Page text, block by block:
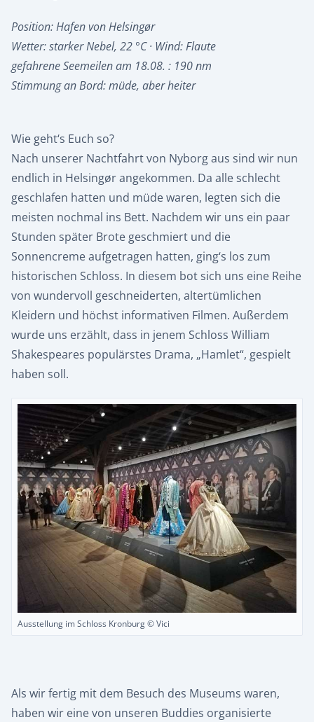
Position: Hafen von Helsingør
Wetter: starker Nebel, 22 °C · Wind: Flaute
gefahrene Seemeilen am 18.08. : 190 nm
Stimmung an Bord: müde, aber heiter
Wie geht‘s Euch so?
Nach unserer Nachtfahrt von Nyborg aus sind wir nun
endlich in Helsingør angekommen. Da alle schlecht
geschlafen hatten und müde waren, legten sich die
meisten nochmal ins Bett. Nachdem wir uns ein paar
Stunden später Brote geschmiert und die
Sonnencreme aufgetragen hatten, ging‘s los zum
historischen Schloss. In diesem bot sich uns eine Reihe
von wundervoll geschneiderten, altertümlichen
Kleidern und höchst informativen Filmen. Außerdem
wurde uns erzählt, dass in jenem Schloss William
Shakespeares populärstes Drama, „Hamlet“, gespielt
haben soll.
Ausstellung im Schloss Kronburg © Vici
Als wir fertig mit dem Besuch des Museums waren,
haben wir eine von unseren Buddies organisierte